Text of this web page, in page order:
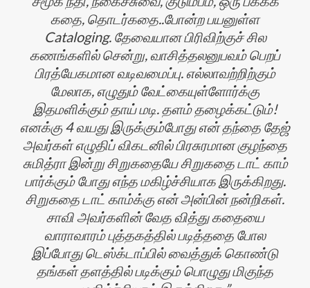
கதை, தொடர்கதை..போன்ற பயனுள்ள
Cataloging. தேவையான பிரிவிற்குச் சில
கணங்களில் சென்று, வாசித்தலனுபவம் பெறப்
பிரத்யேகமான வடிவமைப்பு. எல்லாவற்றிற்கும்
மேலாக, எழுதும் வேட்கையுள்ளோர்க்கு
இதமளிக்கும் தாய் மடி. தளம் தழைக்கட்டும்!
எனக்கு 4 வயது இருக்கும்போது என் தந்தை தேஜ்
அவர்கள் எழுதிப் விகடனில் பிரசுரமான குழந்தை
சுமித்ரா இன்று சிறுகதையே சிறுகதை டாட் காம்
பார்க்கும் போது எந்த மகிழ்ச்சியாக இருக்கிறது.
சிறுகதை டாட் காம்க்கு என் அன்பின் நன்றிகள்.
சாவி அவர்களின் வேத வித்து கதையை
வாராவாரம் புத்தகத்தில் படித்ததை போல
இப்போது டெஸ்க்டாப்பில் வைத்துக் கொண்டு
தங்கள் தளத்தில் படிக்கும் பொழுது மிகுந்த